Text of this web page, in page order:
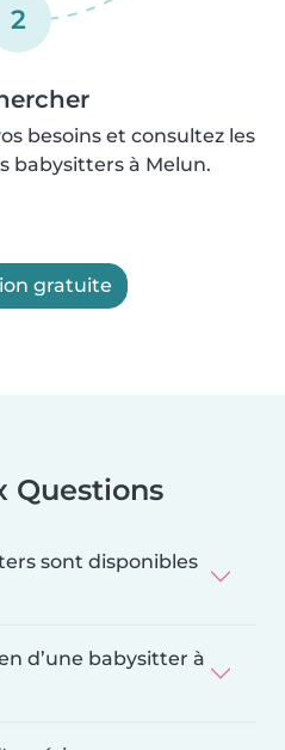
2
besoins et consultez les
babysitters à Melun.
gratuite
Questions
sont disponibles
d’une babysitter à